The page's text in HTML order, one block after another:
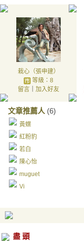
栽心（張申建）
等級：8
留言｜ 加入好友
文章推薦人 (6)
黃蝶
紅粉豹
若白
陳心怡
muguet
Vi
盡 頭